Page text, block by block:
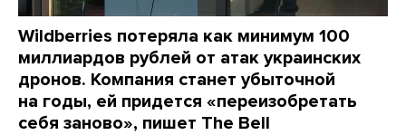
Wildberries потеряла как минимум 100
миллиардов рублей от атак украинских
дронов. Компания станет убыточной
на годы, ей придется «переизобретать
себя заново», пишет The Bell